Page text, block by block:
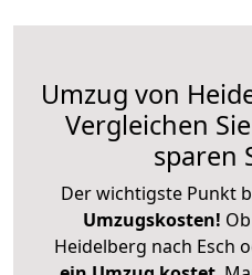
Umzug von
Vergleichen
sparen
Der wichtigste Punkt
Umzugskosten!
Heidelberg nach Esch